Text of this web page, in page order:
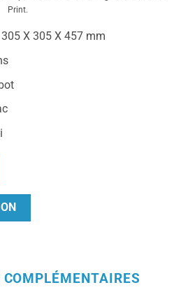
Print.
X 305 X 457 mm